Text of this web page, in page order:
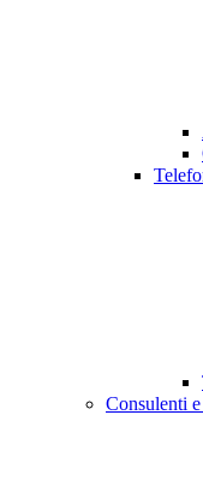
Consulenti